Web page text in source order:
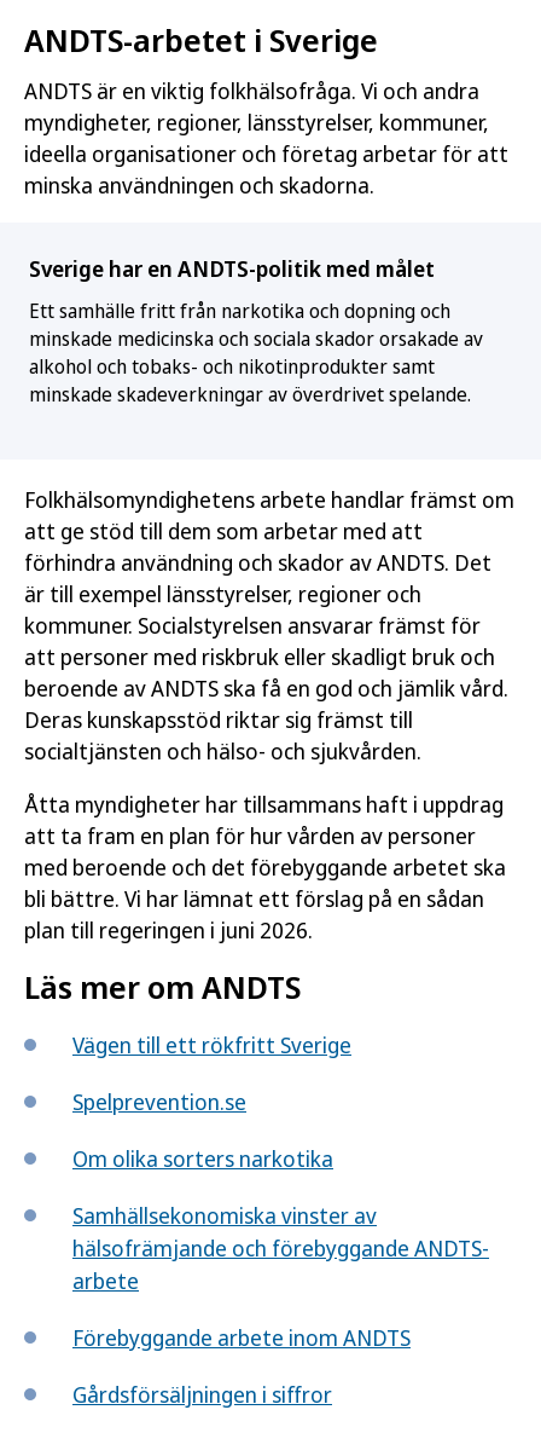
ANDTS-arbetet i Sverige
ANDTS är en viktig folkhälsofråga. Vi och andra
myndigheter, regioner, länsstyrelser, kommuner,
ideella organisationer och företag arbetar för att
minska användningen och skadorna.
Sverige har en ANDTS-politik med målet
Ett samhälle fritt från narkotika och dopning och
minskade medicinska och sociala skador orsakade av
alkohol och tobaks- och nikotinprodukter samt
minskade skadeverkningar av överdrivet spelande.
Folkhälsomyndighetens arbete handlar främst om
att ge stöd till dem som arbetar med att
förhindra användning och skador av ANDTS. Det
är till exempel länsstyrelser, regioner och
kommuner. Socialstyrelsen ansvarar främst för
att personer med riskbruk eller skadligt bruk och
beroende av ANDTS ska få en god och jämlik vård.
Deras kunskapsstöd riktar sig främst till
socialtjänsten och hälso- och sjukvården.
Åtta myndigheter har tillsammans haft i uppdrag
att ta fram en plan för hur vården av personer
med beroende och det förebyggande arbetet ska
bli bättre. Vi har lämnat ett förslag på en sådan
plan till regeringen i juni 2026.
Läs mer om ANDTS
Vägen till ett rökfritt Sverige
Spelprevention.se
Om olika sorters narkotika
Samhällsekonomiska vinster av
hälsofrämjande och förebyggande ANDTS-
arbete
Förebyggande arbete inom ANDTS
Gårdsförsäljningen i siffror